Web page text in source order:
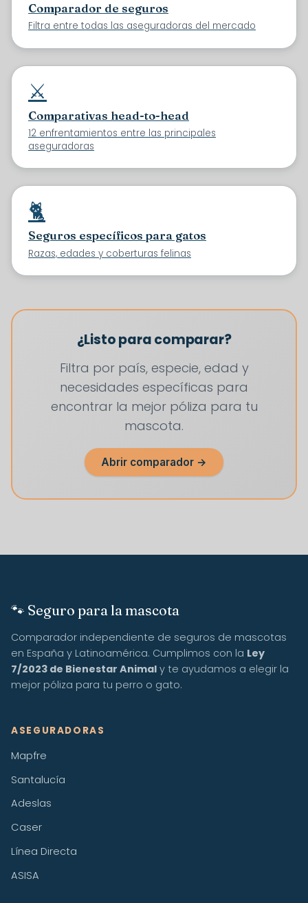
Comparador de seguros
Filtra entre todas las aseguradoras del mercado
⚔️
Comparativas head-to-head
12 enfrentamientos entre las principales
aseguradoras
🐈
Seguros específicos para gatos
Razas, edades y coberturas felinas
¿Listo para comparar?
Filtra por país, especie, edad y
necesidades específicas para
encontrar la mejor póliza para tu
mascota.
Abrir comparador →
🐾 Seguro para la mascota
Comparador independiente de seguros de mascotas
en España y Latinoamérica. Cumplimos con la Ley
7/2023 de Bienestar Animal y te ayudamos a elegir la
mejor póliza para tu perro o gato.
ASEGURADORAS
Mapfre
Santalucía
Adeslas
Caser
Línea Directa
ASISA